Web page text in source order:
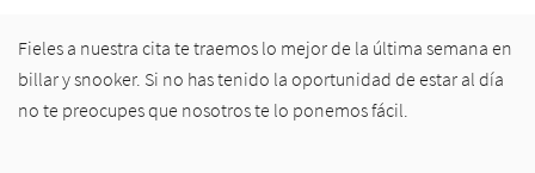
Fieles a nuestra cita te traemos lo mejor de la última semana en
billar y snooker. Si no has tenido la oportunidad de estar al día
no te preocupes que nosotros te lo ponemos fácil.